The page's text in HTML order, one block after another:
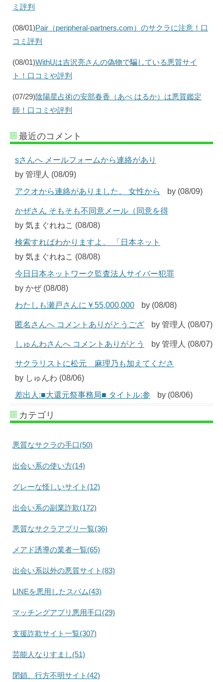
ミ評判
(08/01)Pair（peripheral-partners.com）のサクラに注意！口
コミ評判
(08/01)WithUは吉沢亮さんの偽物で騙している悪質サイ
ト！口コミや評判
(07/29)陰陽星占術の安部春香（あべ はるか）は悪質鑑定
師！口コミや評判
最近のコメント
sさんへ メールフォームから連絡があり
by 管理人 (08/09)
アクオから連絡がありました。 女性から
by (08/09)
かぜさん そもそも不同意メール（同意を得
by 気まぐれねこ (08/08)
検索すればわかりますよ。 「日本ネット
by 気まぐれねこ (08/08)
今日日本ネットワーク監査法人サイバー犯罪
by かぜ (08/08)
わたしも瀬戸さんに￥55,000,000
by (08/08)
匿名さんへ コメントありがとうござ by 管理人 (08/07)
しゅんわさんへ コメントありがとう by 管理人 (08/07)
サクラリストに松元 麻理乃も加えてくださ
by しゅんわ (08/06)
差出人:■大還元祭事務局■ タイトル:参
by (08/06)
カテゴリ
悪質なサクラの手口(50)
出会い系の使い方(14)
グレーな怪しいサイト(12)
出会い系の副業詐欺(172)
悪質なサクラアプリ一覧(36)
メアド誘導の業者一覧(65)
出会い系以外の悪質サイト(83)
LINEを悪用したスパム(43)
マッチングアプリ悪用手口(29)
支援詐欺サイト一覧(307)
芸能人なりすまし(51)
閉鎖、行方不明サイト(42)